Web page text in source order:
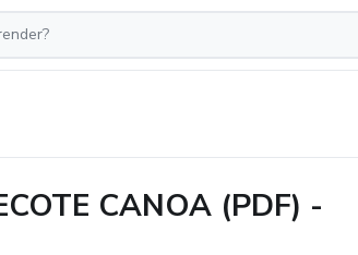
CANOA (PDF) -